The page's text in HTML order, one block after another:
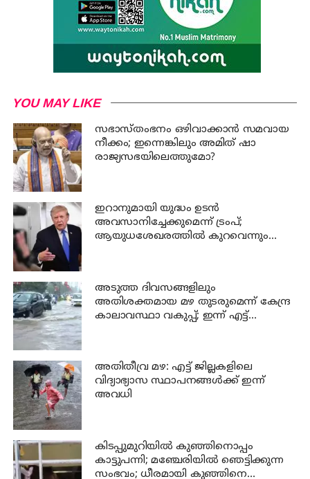
YOU MAY LIKE
സഭാസ്തംഭനം ഒഴിവാക്കാൻ സമവായ
നീക്കം; ഇന്നെങ്കിലും അമിത് ഷാ
രാജ്യസഭയിലെത്തുമോ?
ഇറാനുമായി യുദ്ധം ഉടൻ
അവസാനിച്ചേക്കുമെന്ന് ട്രംപ്;
ആയുധശേഖരത്തിൽ കുറവെന്നും
അടുത്ത ദിവസങ്ങളിലും
അതിശക്തമായ മഴ തുടരുമെന്ന് കേന്ദ്ര
കാലാവസ്ഥാ വകുപ്പ്; ഇന്ന് എട്ട്
അതിതീവ്ര മഴ: എട്ട് ജില്ലകളിലെ
വിദ്യാഭ്യാസ സ്ഥാപനങ്ങൾക്ക് ഇന്ന്
അവധി
കിടപ്പുമുറിയിൽ കുഞ്ഞിനൊപ്പം
കാട്ടുപന്നി; മഞ്ചേരിയിൽ ഞെട്ടിക്കുന്ന
സംഭവം; ധീരമായി കുഞ്ഞിനെ